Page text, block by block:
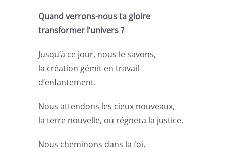
Quand verrons-nous ta gloire
transformer l’univers ?
Jusqu’à ce jour, nous le savons,
la création gémit en travail
d’enfantement.
Nous attendons les cieux nouveaux,
la terre nouvelle, où régnera la justice.
Nous cheminons dans la foi,